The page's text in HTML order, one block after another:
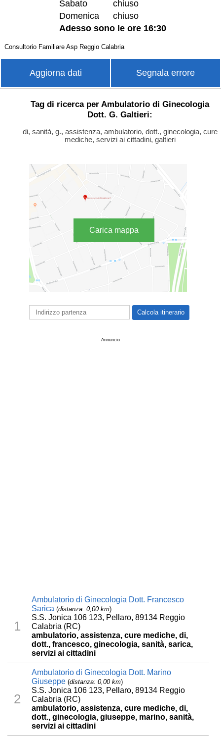
Sabato
chiuso
Domenica
chiuso
Adesso sono le ore 16:30
Consultorio Familiare Asp Reggio Calabria
Aggiorna dati Segnala errore
Tag di ricerca per Ambulatorio di Ginecologia
Dott. G. Galtieri:
di, sanità, g., assistenza, ambulatorio, dott., ginecologia, cure
mediche, servizi ai cittadini, galtieri
Carica mappa
Annuncio
1
Ambulatorio di Ginecologia Dott. Francesco
Sarica (distanza: 0,00 km)
S.S. Jonica 106 123, Pellaro, 89134 Reggio
Calabria (RC)
ambulatorio, assistenza, cure mediche, di,
dott., francesco, ginecologia, sanità, sarica,
servizi ai cittadini
2
Ambulatorio di Ginecologia Dott. Marino
Giuseppe (distanza: 0,00 km)
S.S. Jonica 106 123, Pellaro, 89134 Reggio
Calabria (RC)
ambulatorio, assistenza, cure mediche, di,
dott., ginecologia, giuseppe, marino, sanità,
servizi ai cittadini